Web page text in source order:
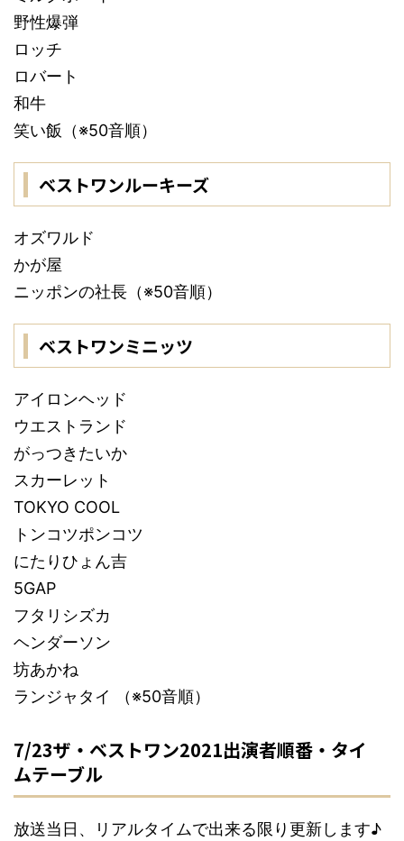
野性爆弾
ロッチ
ロバート
和牛
笑い飯（※50音順）
ベストワンルーキーズ
オズワルド
かが屋
ニッポンの社長（※50音順）
ベストワンミニッツ
アイロンヘッド
ウエストランド
がっつきたいか
スカーレット
TOKYO COOL
トンコツポンコツ
にたりひょん吉
5GAP
フタリシズカ
ヘンダーソン
坊あかね
ランジャタイ （※50音順）
7/23ザ・ベストワン2021出演者順番・タイ
ムテーブル
放送当日、リアルタイムで出来る限り更新します♪